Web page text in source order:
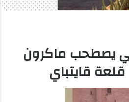
يصطحب ماكرون
قايتباي